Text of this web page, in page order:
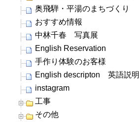
奥飛騨・平湯のまちづくり
おすすめ情報
中林千春 写真展
English Reservation
手作り体験のお客様
English descripton 英語説明
instagram
工事
その他